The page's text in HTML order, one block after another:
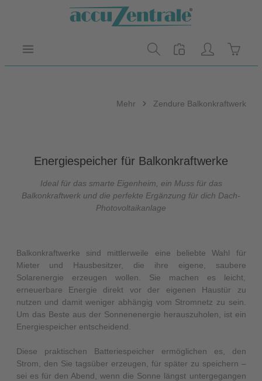
Zum Hauptinhalt springen
Mehr Zendure Balkonkraftwerk
Energiespeicher für Balkonkraftwerke
Ideal für das smarte Eigenheim, ein Muss für das
Balkonkraftwerk und die perfekte Ergänzung für dich Dach-
Photovoltaikanlage
Balkonkraftwerke sind mittlerweile eine beliebte Wahl für
Mieter und Hausbesitzer, die ihre eigene, saubere
Solarenergie erzeugen wollen. Sie machen es leicht,
erneuerbare Energie direkt vor der eigenen Haustür zu
nutzen und damit weniger abhängig vom Stromnetz zu sein.
Um das Beste aus der Sonnenenergie herauszuholen, ist ein
Energiespeicher entscheidend.
Diese praktischen Batteriespeicher ermöglichen es, den
Strom, den Sie tagsüber erzeugen, für später zu speichern –
sei es für den Abend, wenn die Sonne längst untergegangen